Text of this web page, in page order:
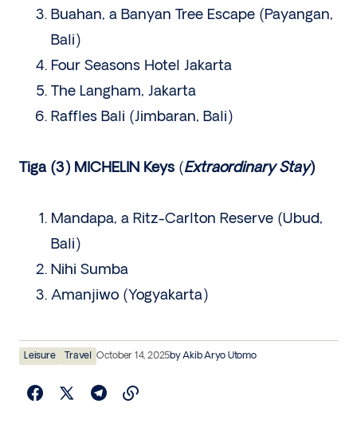
Buahan, a Banyan Tree Escape (Payangan,
Bali)
Four Seasons Hotel Jakarta
The Langham, Jakarta
Raffles Bali (Jimbaran, Bali)
Tiga (3) MICHELIN Keys (Extraordinary Stay)
Mandapa, a Ritz-Carlton Reserve (Ubud,
Bali)
Nihi Sumba
Amanjiwo (Yogyakarta)
Leisure Travel October 14, 2025byAkib Aryo Utomo